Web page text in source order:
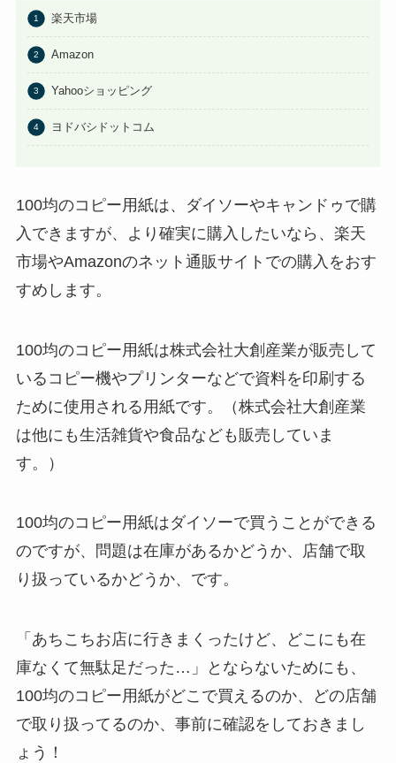
Amazonで買える？
ビエネッタアイスはどこで買え
る？コンビニに売ってる？ネット
通販が確実？
楽天市場
Amazon
Yahooショッピング
ヨドバシドットコム
100均のコピー用紙は、ダイソーやキャンドゥで購
入できますが、より確実に購入したいなら、楽天
市場やAmazonのネット通販サイトでの購入をおす
すめします。
100均のコピー用紙は株式会社大創産業が販売して
いるコピー機やプリンターなどで資料を印刷する
ために使用される用紙です。（株式会社大創産業
は他にも生活雑貨や食品なども販売していま
す。）
100均のコピー用紙はダイソーで買うことができる
のですが、問題は在庫があるかどうか、店舗で取
り扱っているかどうか、です。
「あちこちお店に行きまくったけど、どこにも在
庫なくて無駄足だった…」とならないためにも、
100均のコピー用紙がどこで買えるのか、どの店舗
で取り扱ってるのか、事前に確認をしておきまし
ょう！